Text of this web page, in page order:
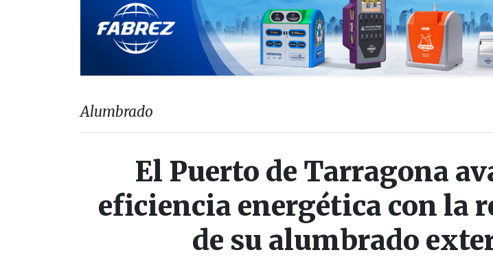
Alumbrado
El Puerto de Tarragona
eficiencia energética con la
de su alumbrado